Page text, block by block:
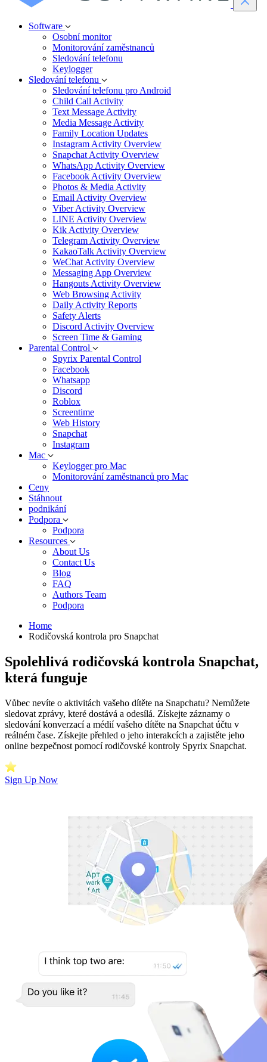
Software
Osobní monitor
Monitorování zaměstnanců
Sledování telefonu
Keylogger
Sledování telefonu
Sledování telefonu pro Android
Child Call Activity
Text Message Activity
Media Message Activity
Family Location Updates
Instagram Activity Overview
Snapchat Activity Overview
WhatsApp Activity Overview
Facebook Activity Overview
Photos & Media Activity
Email Activity Overview
Viber Activity Overview
LINE Activity Overview
Kik Activity Overview
Telegram Activity Overview
KakaoTalk Activity Overview
WeChat Activity Overview
Messaging App Overview
Hangouts Activity Overview
Web Browsing Activity
Daily Activity Reports
Safety Alerts
Discord Activity Overview
Screen Time & Gaming
Parental Control
Spyrix Parental Control
Facebook
Whatsapp
Discord
Roblox
Screentime
Web History
Snapchat
Instagram
Mac
Keylogger pro Mac
Monitorování zaměstnanců pro Mac
Ceny
Stáhnout
podnikání
Podpora
Podpora
Resources
About Us
Contact Us
Blog
FAQ
Authors Team
Podpora
Home
Rodičovská kontrola pro Snapchat
Spolehlivá rodičovská kontrola Snapchat,
která funguje
Vůbec nevíte o aktivitách vašeho dítěte na Snapchatu? Nemůžete
sledovat zprávy, které dostává a odesílá. Získejte záznamy o
sledování konverzací a médií vašeho dítěte na Snapchat účtu v
reálném čase. Získejte přehled o jeho interakcích a zajistěte jeho
online bezpečnost pomocí rodičovské kontroly Spyrix Snapchat.
Sign Up Now